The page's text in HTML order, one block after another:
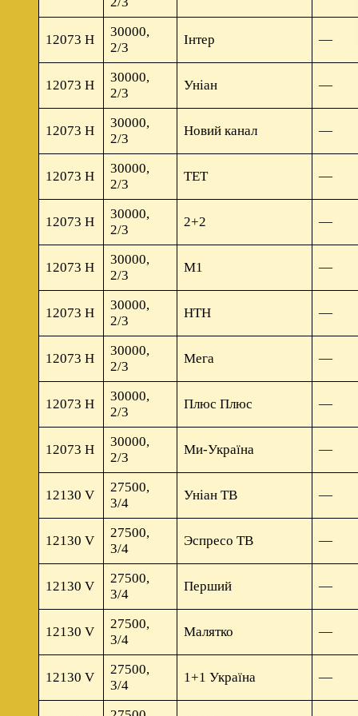
12073 Н
30000,
2/3
Інтер —
12073 Н
30000,
2/3
Уніан —
12073 Н
30000,
2/3
Новий канал —
12073 Н
30000,
2/3
TET —
12073 Н
30000,
2/3
2+2 —
12073 Н
30000,
2/3
М1 —
12073 Н
30000,
2/3
НТН —
12073 Н
30000,
2/3
Мега —
12073 Н
30000,
2/3
Плюс Плюс —
12073 Н
30000,
2/3
Ми-Україна —
12130 V
27500,
3/4
Уніан ТВ —
12130 V
27500,
3/4
Эспресо ТВ —
12130 V
27500,
3/4
Перший —
12130 V
27500,
3/4
Малятко —
12130 V
27500,
3/4
1+1 Україна —